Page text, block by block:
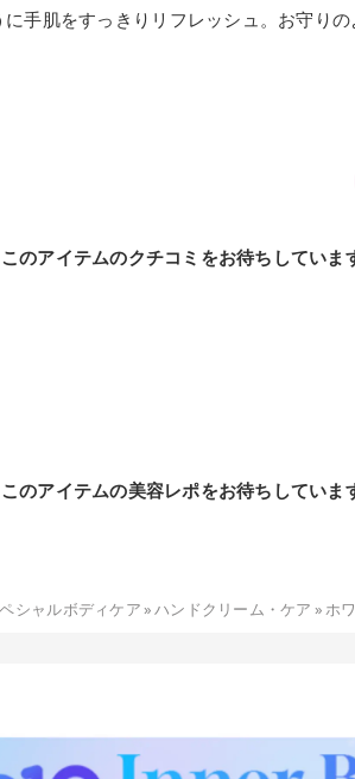
手肌をすっきりリフレッシュ。お守りの
このアイテムのクチコミをお待ちしていま
このアイテムの美容レポをお待ちしていま
シャルボディケア»ハンドクリーム・ケア »ホ